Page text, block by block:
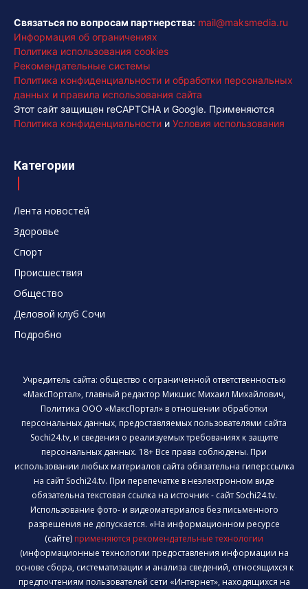
Связаться по вопросам партнерства: mail@maksmedia.ru
Информация об ограничениях
Политика использования cookies
Рекомендательные системы
Политика конфиденциальности и обработки персональных
данных и правила использования сайта
Этот сайт защищен reCAPTCHA и Google. Применяются
Политика конфиденциальности и Условия использования
Категории
Лента новостей
Здоровье
Спорт
Происшествия
Общество
Деловой клуб Сочи
Подробно
Учредитель сайта: общество с ограниченной ответственностью
«МаксПортал», главный редактор Микшис Михаил Михайлович,
Политика ООО «МаксПортал» в отношении обработки
персональных данных, предоставляемых пользователями сайта
Sochi24.tv, и сведения о реализуемых требованиях к защите
персональных данных. 18+ Все права соблюдены. При
использовании любых материалов сайта обязательна гиперссылка
на сайт Sochi24.tv. При перепечатке в неэлектронном виде
обязательна текстовая ссылка на источник - сайт Sochi24.tv.
Использование фото- и видеоматериалов без письменного
разрешения не допускается. «На информационном ресурсе
(сайте) применяются рекомендательные технологии
(информационные технологии предоставления информации на
основе сбора, систематизации и анализа сведений, относящихся к
предпочтениям пользователей сети «Интернет», находящихся на